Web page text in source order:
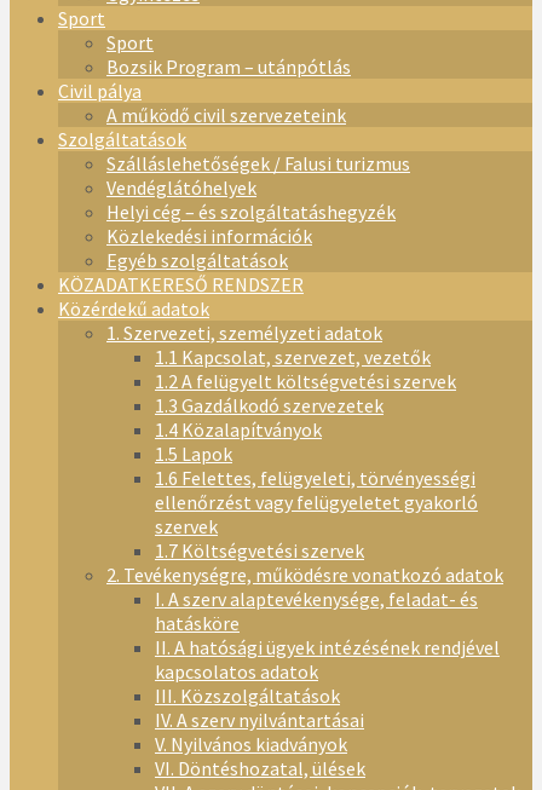
Sport
Sport
Bozsik Program – utánpótlás
Civil pálya
A működő civil szervezeteink
Szolgáltatások
Szálláslehetőségek / Falusi turizmus
Vendéglátóhelyek
Helyi cég – és szolgáltatáshegyzék
Közlekedési információk
Egyéb szolgáltatások
KÖZADATKERESŐ RENDSZER
Közérdekű adatok
1. Szervezeti, személyzeti adatok
1.1 Kapcsolat, szervezet, vezetők
1.2 A felügyelt költségvetési szervek
1.3 Gazdálkodó szervezetek
1.4 Közalapítványok
1.5 Lapok
1.6 Felettes, felügyeleti, törvényességi
ellenőrzést vagy felügyeletet gyakorló
szervek
1.7 Költségvetési szervek
2. Tevékenységre, működésre vonatkozó adatok
I. A szerv alaptevékenysége, feladat- és
hatásköre
II. A hatósági ügyek intézésének rendjével
kapcsolatos adatok
III. Közszolgáltatások
IV. A szerv nyilvántartásai
V. Nyilvános kiadványok
VI. Döntéshozatal, ülések